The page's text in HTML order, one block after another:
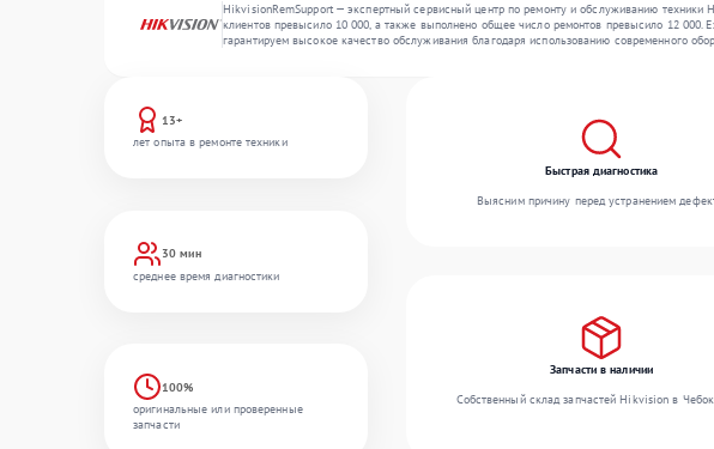
HikvisionRemSupport — экспертный сервисный центр по ремонту и обслуживанию
клиентов превысило 10 000, а также выполнено общее число ремонтов превысило 12
гарантируем высокое качество обслуживания благодаря использованию современного
13+
лет опыта в ремонте техники
30 мин
среднее время диагностики
100%
оригинальные или проверенные
запчасти
Быстрая диагностика
Выясним причину перед устранением
Запчасти в наличии
Собственный склад запчастей Hikvision в